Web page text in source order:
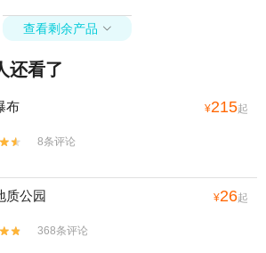
查看剩余产品 
还看了
布 ¥215起
8条评论
质公园 ¥26起
368条评论